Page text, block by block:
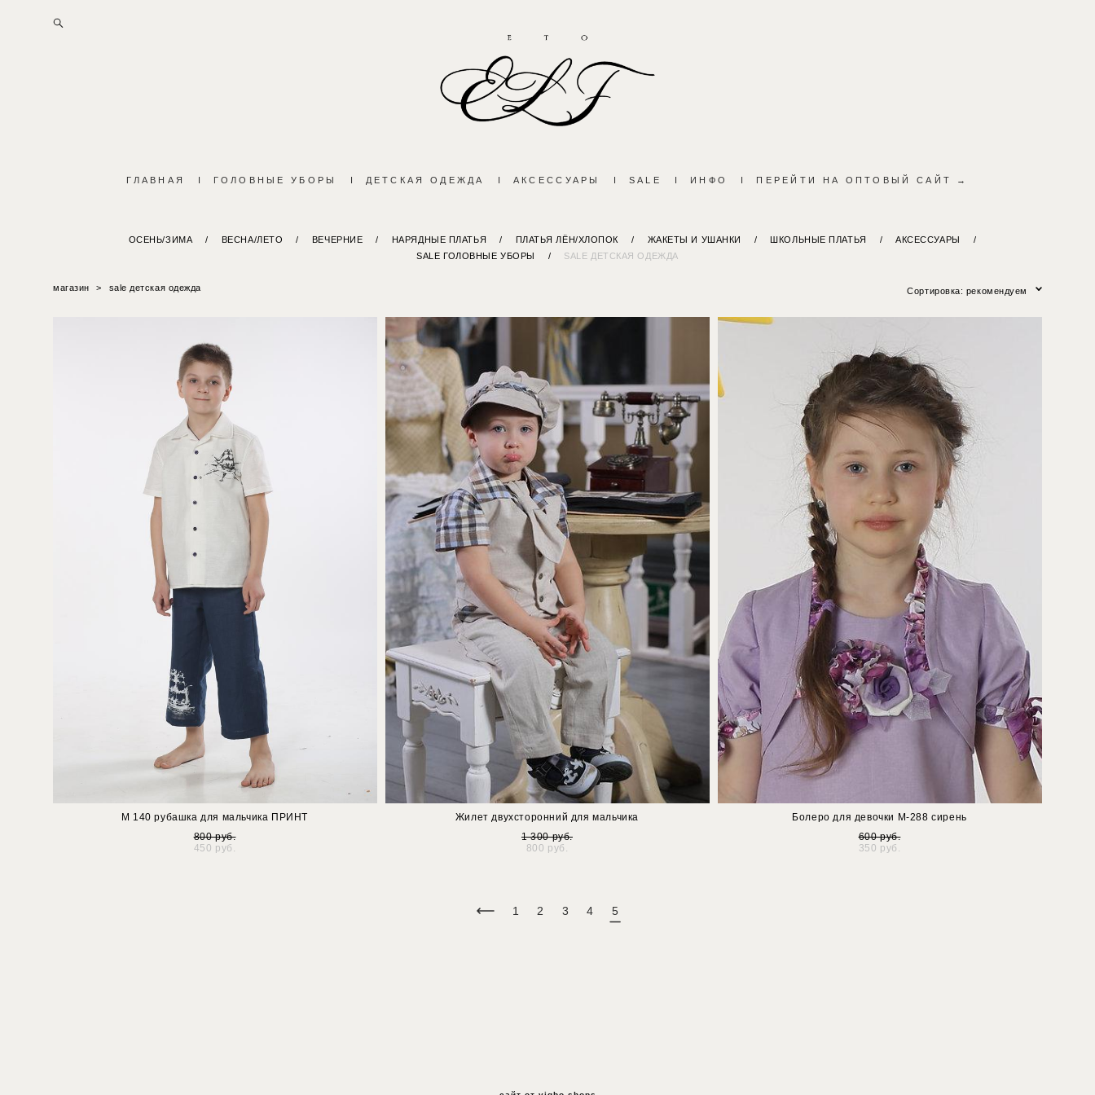
ГЛАВНАЯ I ГОЛОВНЫЕ УБОРЫ I ДЕТСКАЯ ОДЕЖДА I АКСЕССУАРЫ I SALE I ИНФО I ПЕРЕЙТИ НА ОПТОВЫЙ САЙТ →
ОСЕНЬ/ЗИМА / ВЕСНА/ЛЕТО / ВЕЧЕРНИЕ / НАРЯДНЫЕ ПЛАТЬЯ / ПЛАТЬЯ ЛЁН/ХЛОПОК / ЖАКЕТЫ И УШАНКИ / ШКОЛЬНЫЕ ПЛАТЬЯ / АКСЕССУАРЫ
/
SALE ГОЛОВНЫЕ УБОРЫ
/ SALE ДЕТСКАЯ ОДЕЖДА
магазин > sale детская одежда Сортировка: рекомендуем
М 140 рубашка для мальчика ПРИНТ
800 pуб.
450 pуб.
Жилет двухсторонний для мальчика
1 300 pуб.
800 pуб.
Болеро для девочки М-288 сирень
600 pуб.
350 pуб.
1 2 3 4 5